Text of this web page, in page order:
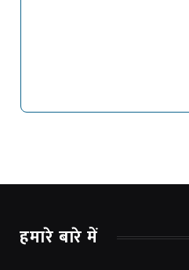
हमारे बारे में